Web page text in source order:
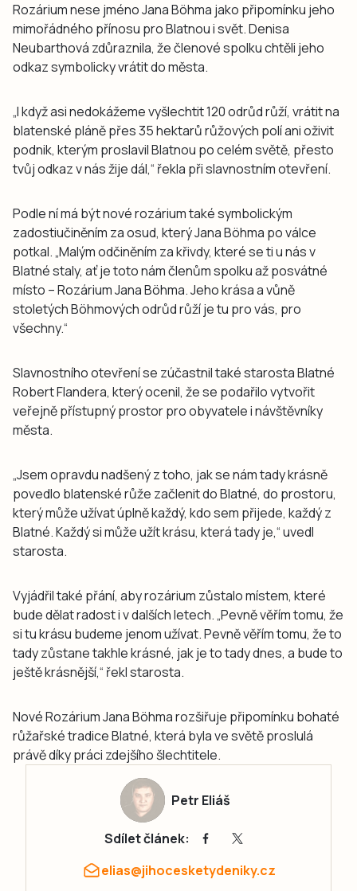
Rozárium nese jméno Jana Böhma jako připomínku jeho
mimořádného přínosu pro Blatnou i svět. Denisa
Neubarthová zdůraznila, že členové spolku chtěli jeho
odkaz symbolicky vrátit do města.
„I když asi nedokážeme vyšlechtit 120 odrůd růží, vrátit na
blatenské pláně přes 35 hektarů růžových polí ani oživit
podnik, kterým proslavil Blatnou po celém světě, přesto
tvůj odkaz v nás žije dál,“ řekla při slavnostním otevření.
Podle ní má být nové rozárium také symbolickým
zadostiučiněním za osud, který Jana Böhma po válce
potkal. „Malým odčiněním za křivdy, které se ti u nás v
Blatné staly, ať je toto nám členům spolku až posvátné
místo – Rozárium Jana Böhma. Jeho krása a vůně
stoletých Böhmových odrůd růží je tu pro vás, pro
všechny.“
Slavnostního otevření se zúčastnil také starosta Blatné
Robert Flandera, který ocenil, že se podařilo vytvořit
veřejně přístupný prostor pro obyvatele i návštěvníky
města.
„Jsem opravdu nadšený z toho, jak se nám tady krásně
povedlo blatenské růže začlenit do Blatné, do prostoru,
který může užívat úplně každý, kdo sem přijede, každý z
Blatné. Každý si může užít krásu, která tady je,“ uvedl
starosta.
Vyjádřil také přání, aby rozárium zůstalo místem, které
bude dělat radost i v dalších letech. „Pevně věřím tomu, že
si tu krásu budeme jenom užívat. Pevně věřím tomu, že to
tady zůstane takhle krásné, jak je to tady dnes, a bude to
ještě krásnější,“ řekl starosta.
Nové Rozárium Jana Böhma rozšiřuje připomínku bohaté
růžařské tradice Blatné, která byla ve světě proslulá
právě díky práci zdejšího šlechtitele.
Petr Eliáš
Sdílet článek:
elias@jihocesketydeniky.cz